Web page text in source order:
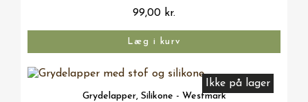
99,00 kr.
Læg i kurv
Vis her
Ikke på lager
Grydelapper, Silikone - Westmark